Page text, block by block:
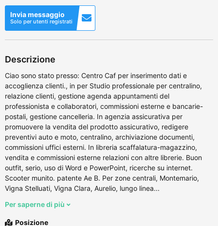
Invia messaggio
Solo per utenti registrati
Descrizione
Ciao sono stato presso: Centro Caf per inserimento dati e
accoglienza clienti., in per Studio professionale per centralino,
relazione clienti, gestione agenda appuntamenti del
professionista e collaboratori, commissioni esterne e bancarie-
postali, gestione cancelleria. In agenzia assicurativa per
promuovere la vendita del prodotto assicurativo, redigere
preventivi auto e moto, centralino, archiviazione documenti,
commissioni uffici esterni. In libreria scaffalatura-magazzino,
vendita e commissioni esterne relazioni con altre librerie. Buon
outfit, serio, uso di Word e PowerPoint, ricerche su internet.
Scooter munito. patente Ae B. Per zone centrali, Montemario,
Vigna Stelluati, Vigna Clara, Aurelio, lungo linea...
Per saperne di più
Posizione